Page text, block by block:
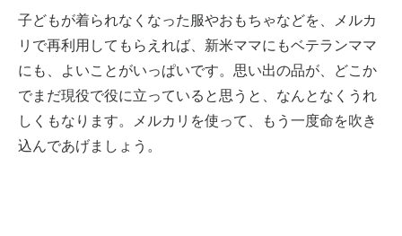
子どもが着られなくなった服やおもちゃなどを、メルカ
リで再利用してもらえれば、新米ママにもベテランママ
にも、よいことがいっぱいです。思い出の品が、どこか
でまだ現役で役に立っていると思うと、なんとなくうれ
しくもなります。メルカリを使って、もう一度命を吹き
込んであげましょう。